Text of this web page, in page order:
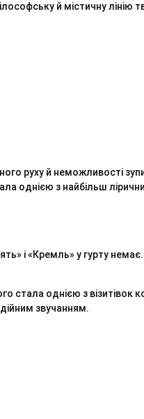
й містичну лінію
руху й неможливості
однією з найбільш
і «Кремль» у гурту
стала однією з візитівок
звучанням.